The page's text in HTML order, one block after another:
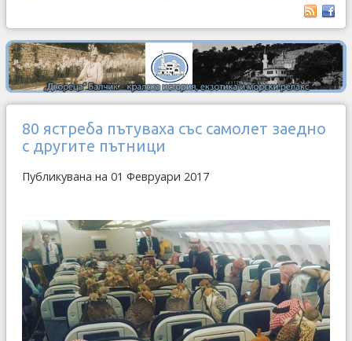
80 ястреба пътуваха със самолет заедно
с другите пътници
Публикувана на 01 Февруари 2017